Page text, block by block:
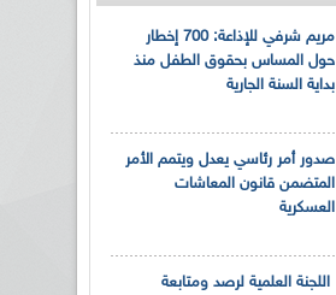
مريم شرفي للإذاعة: 700 إخطار
حول المساس بحقوق الطفل منذ
بداية السنة الجارية
صدور أمر رئاسي يعدل ويتمم الأمر
المتضمن قانون المعاشات
العسكرية
اللجنة العلمية لرصد ومتابعة